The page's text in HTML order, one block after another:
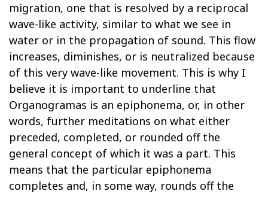
migration, one that is resolved by a reciprocal
wave-like activity, similar to what we see in
water or in the propagation of sound. This flow
increases, diminishes, or is neutralized because
of this very wave-like movement. This is why I
believe it is important to underline that
Organogramas is an epiphonema, or, in other
words, further meditations on what either
preceded, completed, or rounded off the
general concept of which it was a part. This
means that the particular epiphonema
completes and, in some way, rounds off the